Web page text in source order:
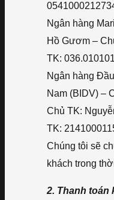
Ngân hàng
Hồ Gươm –
TK:
Ngân hàng
Nam (BIDV) –
Chủ TK:
TK:
Chúng tôi sẽ
khách trong
2. Thanh toán